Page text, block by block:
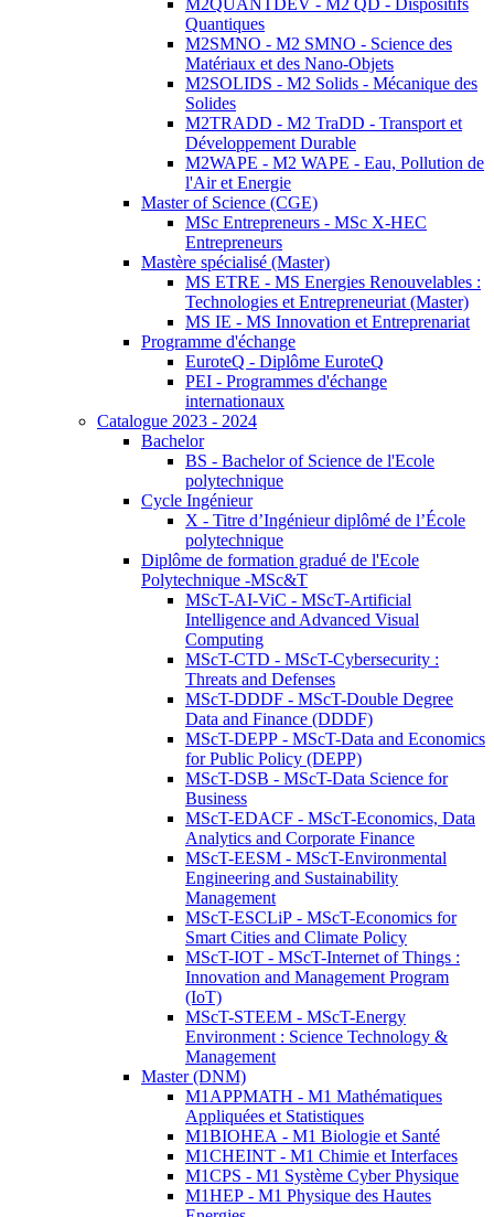
M2QUANTDEV - M2 QD - Dispositifs
Quantiques
M2SMNO - M2 SMNO - Science des
Matériaux et des Nano-Objets
M2SOLIDS - M2 Solids - Mécanique des
Solides
M2TRADD - M2 TraDD - Transport et
Développement Durable
M2WAPE - M2 WAPE - Eau, Pollution de
l'Air et Energie
Master of Science (CGE)
MSc Entrepreneurs - MSc X-HEC
Entrepreneurs
Mastère spécialisé (Master)
MS ETRE - MS Energies Renouvelables :
Technologies et Entrepreneuriat (Master)
MS IE - MS Innovation et Entreprenariat
Programme d'échange
EuroteQ - Diplôme EuroteQ
PEI - Programmes d'échange
internationaux
Catalogue 2023 - 2024
Bachelor
BS - Bachelor of Science de l'Ecole
polytechnique
Cycle Ingénieur
X - Titre d’Ingénieur diplômé de l’École
polytechnique
Diplôme de formation gradué de l'Ecole
Polytechnique -MSc&T
MScT-AI-ViC - MScT-Artificial
Intelligence and Advanced Visual
Computing
MScT-CTD - MScT-Cybersecurity :
Threats and Defenses
MScT-DDDF - MScT-Double Degree
Data and Finance (DDDF)
MScT-DEPP - MScT-Data and Economics
for Public Policy (DEPP)
MScT-DSB - MScT-Data Science for
Business
MScT-EDACF - MScT-Economics, Data
Analytics and Corporate Finance
MScT-EESM - MScT-Environmental
Engineering and Sustainability
Management
MScT-ESCLiP - MScT-Economics for
Smart Cities and Climate Policy
MScT-IOT - MScT-Internet of Things :
Innovation and Management Program
(IoT)
MScT-STEEM - MScT-Energy
Environment : Science Technology &
Management
Master (DNM)
M1APPMATH - M1 Mathématiques
Appliquées et Statistiques
M1BIOHEA - M1 Biologie et Santé
M1CHEINT - M1 Chimie et Interfaces
M1CPS - M1 Système Cyber Physique
M1HEP - M1 Physique des Hautes